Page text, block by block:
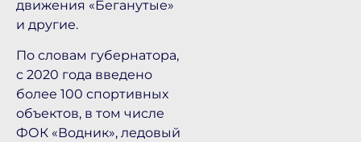
движения «Беганутые»
и другие.
По словам губернатора,
с 2020 года введено
более 100 спортивных
объектов, в том числе
ФОК «Водник», ледовый